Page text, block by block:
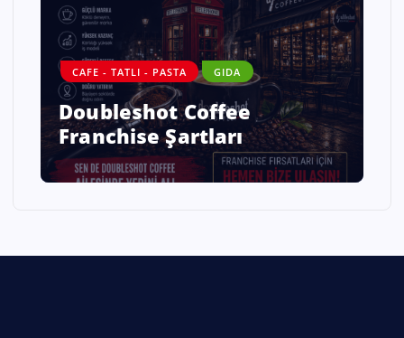
CAFE - TATLI - PASTA GIDA
Doubleshot Coffee
Franchise Şartları